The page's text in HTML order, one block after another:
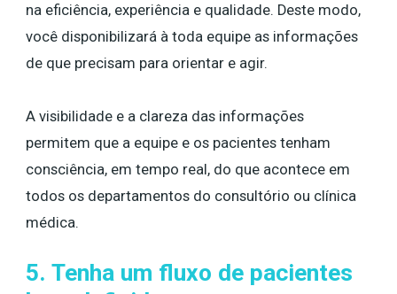
na eficiência, experiência e qualidade. Deste modo,
você disponibilizará à toda equipe as informações
de que precisam para orientar e agir.
A visibilidade e a clareza das informações
permitem que a equipe e os pacientes tenham
consciência, em tempo real, do que acontece em
todos os departamentos do consultório ou clínica
médica.
5. Tenha um fluxo de pacientes